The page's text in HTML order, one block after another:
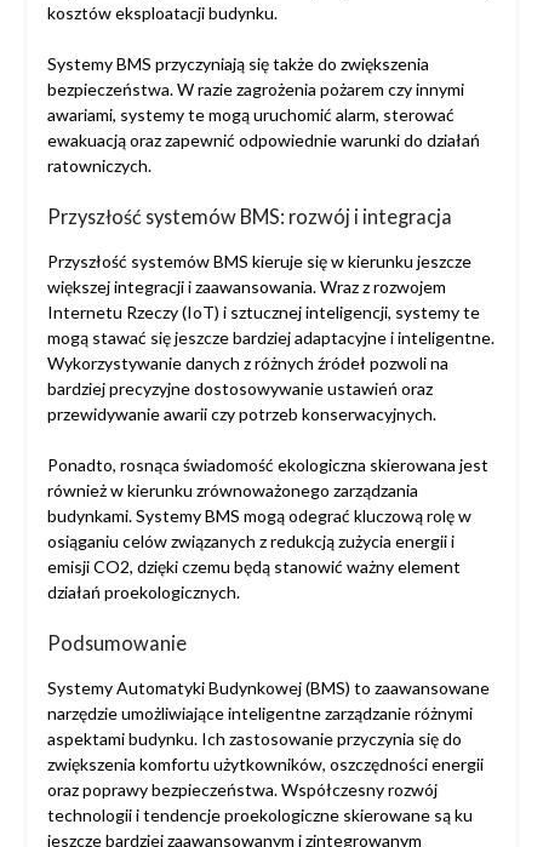
kosztów eksploatacji budynku.
Systemy BMS przyczyniają się także do zwiększenia
bezpieczeństwa. W razie zagrożenia pożarem czy innymi
awariami, systemy te mogą uruchomić alarm, sterować
ewakuacją oraz zapewnić odpowiednie warunki do działań
ratowniczych.
Przyszłość systemów BMS: rozwój i integracja
Przyszłość systemów BMS kieruje się w kierunku jeszcze
większej integracji i zaawansowania. Wraz z rozwojem
Internetu Rzeczy (IoT) i sztucznej inteligencji, systemy te
mogą stawać się jeszcze bardziej adaptacyjne i inteligentne.
Wykorzystywanie danych z różnych źródeł pozwoli na
bardziej precyzyjne dostosowywanie ustawień oraz
przewidywanie awarii czy potrzeb konserwacyjnych.
Ponadto, rosnąca świadomość ekologiczna skierowana jest
również w kierunku zrównoważonego zarządzania
budynkami. Systemy BMS mogą odegrać kluczową rolę w
osiąganiu celów związanych z redukcją zużycia energii i
emisji CO2, dzięki czemu będą stanowić ważny element
działań proekologicznych.
Podsumowanie
Systemy Automatyki Budynkowej (BMS) to zaawansowane
narzędzie umożliwiające inteligentne zarządzanie różnymi
aspektami budynku. Ich zastosowanie przyczynia się do
zwiększenia komfortu użytkowników, oszczędności energii
oraz poprawy bezpieczeństwa. Współczesny rozwój
technologii i tendencje proekologiczne skierowane są ku
jeszcze bardziej zaawansowanym i zintegrowanym